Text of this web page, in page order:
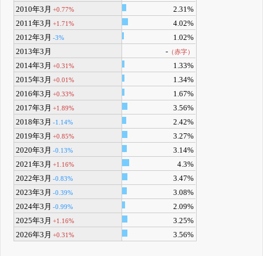
2010年3月 +0.77%
2.31%
2011年3月 +1.71%
4.02%
2012年3月 -3%
1.02%
2013年3月
- （赤字）
2014年3月 +0.31%
1.33%
2015年3月 +0.01%
1.34%
2016年3月 +0.33%
1.67%
2017年3月 +1.89%
3.56%
2018年3月 -1.14%
2.42%
2019年3月 +0.85%
3.27%
2020年3月 -0.13%
3.14%
2021年3月 +1.16%
4.3%
2022年3月 -0.83%
3.47%
2023年3月 -0.39%
3.08%
2024年3月 -0.99%
2.09%
2025年3月 +1.16%
3.25%
2026年3月 +0.31% 3.56%